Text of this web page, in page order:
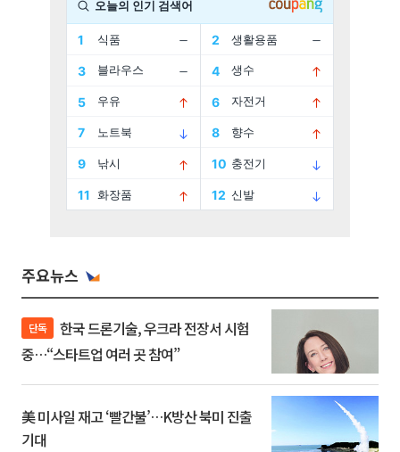
주요뉴스
단독
중…“스타트업 여러 곳 참여”
美 미사일 재고 ‘빨간불’…K방산 북미 진출
기대